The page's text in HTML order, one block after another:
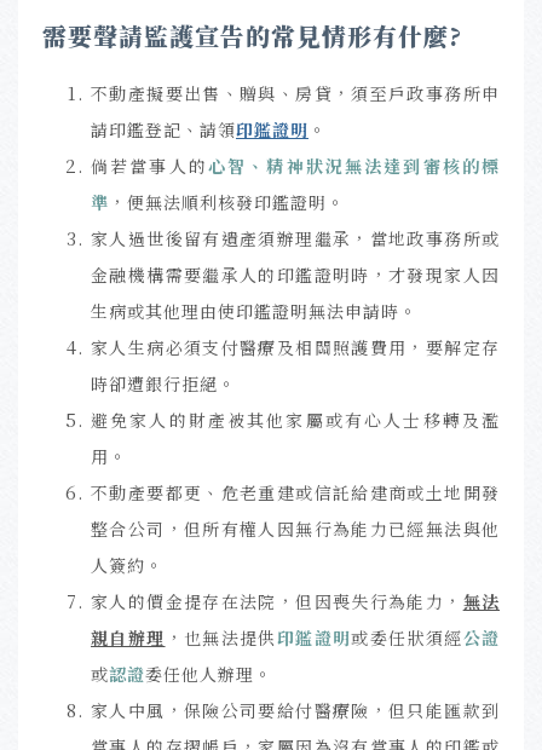
需要聲請監護宣告的常見情形有什麼?
不動產擬要出售、贈與、房貸，須至戶政事務所申
請印鑑登記、請領印鑑證明 。
倘若當事人的心智、精神狀況無法達到審核的標
準 ，便無法順利核發印鑑證明。
家人過世後留有遺產須辦理繼承，當地政事務所或
金融機構需要繼承人的印鑑證明時，才發現家人因
生病或其他理由使印鑑證明無法申請時。
家人生病必須支付醫療及相關照護費用，要解定存
時卻遭銀行拒絕。
避免家人的財產被其他家屬或有心人士移轉及濫
用。
不動產要都更、危老重建或信託給建商或土地開發
整合公司，但所有權人因無行為能力已經無法與他
人簽約。
家人的價金提存在法院，但因喪失行為能力， 無法
親自辦理 ，也無法提供印鑑證明或委任狀須經公證
或認證委任他人辦理。
家人中風，保險公司要給付醫療險，但只能匯款到